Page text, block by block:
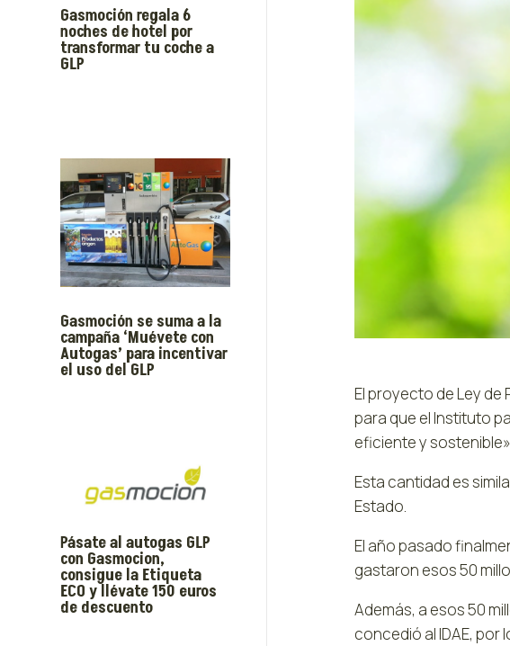
Gasmoción regala 6
noches de hotel por
transformar tu coche a
GLP
Gasmoción se suma a la
campaña ‘Muévete con
Autogas’ para incentivar
el uso del GLP
Pásate al autogas GLP
con Gasmocion,
consigue la Etiqueta
ECO y llévate 150 euros
de descuento
El proyecto de Ley de
para que el Instituto
eficiente y
Esta cantidad es
Estado.
El año pasado
gastaron esos 50
Además, a esos 50
concedió al IDAE,